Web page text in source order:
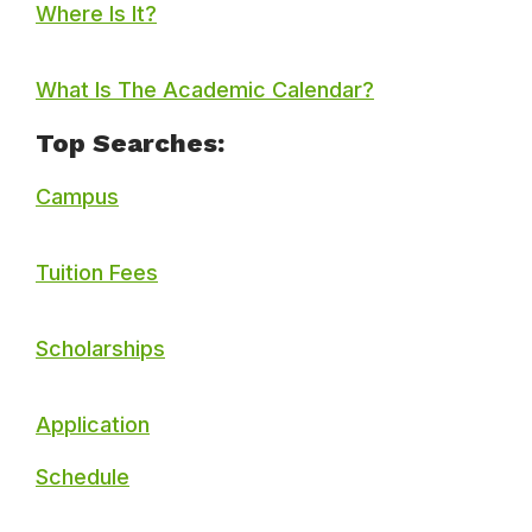
Where Is It?
What Is The Academic Calendar?
Top Searches:
Campus
Tuition Fees
Scholarships
Application
Schedule